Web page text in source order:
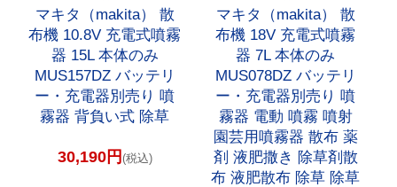
マキタ（makita） 散
布機 10.8V 充電式噴霧
器 15L 本体のみ
MUS157DZ バッテリ
ー・充電器別売り 噴
霧器 背負い式 除草
30,190円 (税込)
マキタ（makita） 散
布機 18V 充電式噴霧
器 7L 本体のみ
MUS078DZ バッテリ
ー・充電器別売り 噴
霧器 電動 噴霧 噴射
園芸用噴霧器 散布 薬
剤 液肥撒き 除草剤散
布 液肥散布 除草 除草